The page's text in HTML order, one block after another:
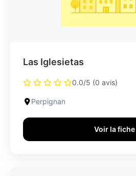
Las Iglesietas
0.0/5 (0 avis)
Perpignan
Voir la fiche